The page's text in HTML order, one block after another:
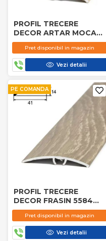
PROFIL TRECERE
DECOR ARTAR MOCA
5592 1.8M
Pret disponibil in magazin
Vezi detalii
PE COMANDA
PROFIL TRECERE
DECOR FRASIN 5584
GRI
Pret disponibil in magazin
Vezi detalii